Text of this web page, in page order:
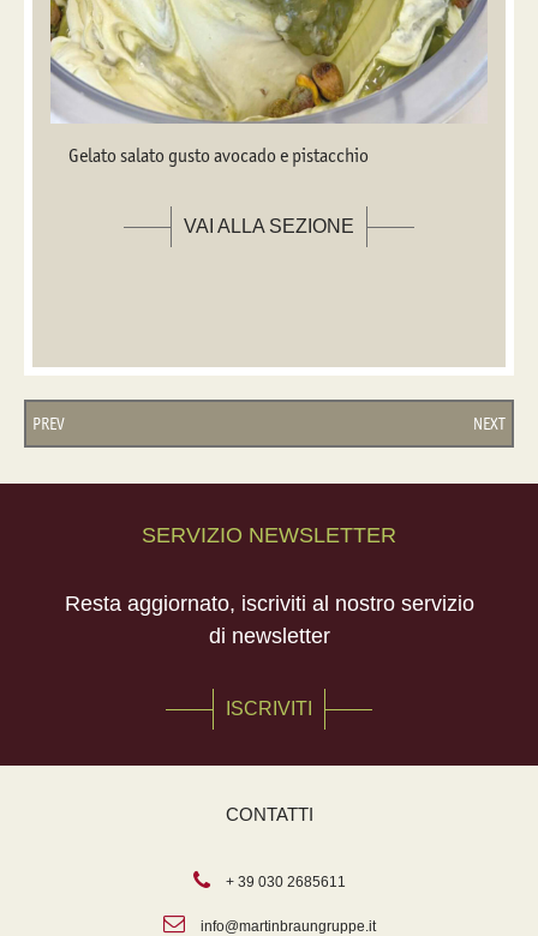
Gelato salato gusto avocado e pistacchio
VAI ALLA SEZIONE
PREV NEXT
SERVIZIO NEWSLETTER
Resta aggiornato, iscriviti al nostro servizio
di newsletter
ISCRIVITI
CONTATTI
+ 39 030 2685611
info@martinbraungruppe.it